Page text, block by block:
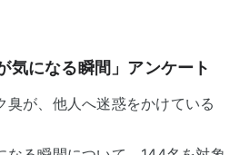
気になる瞬間」アンケート
臭が、他人へ迷惑をかけている